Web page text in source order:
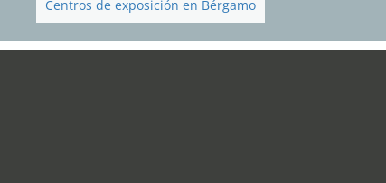
Centros de exposición en Bérgamo